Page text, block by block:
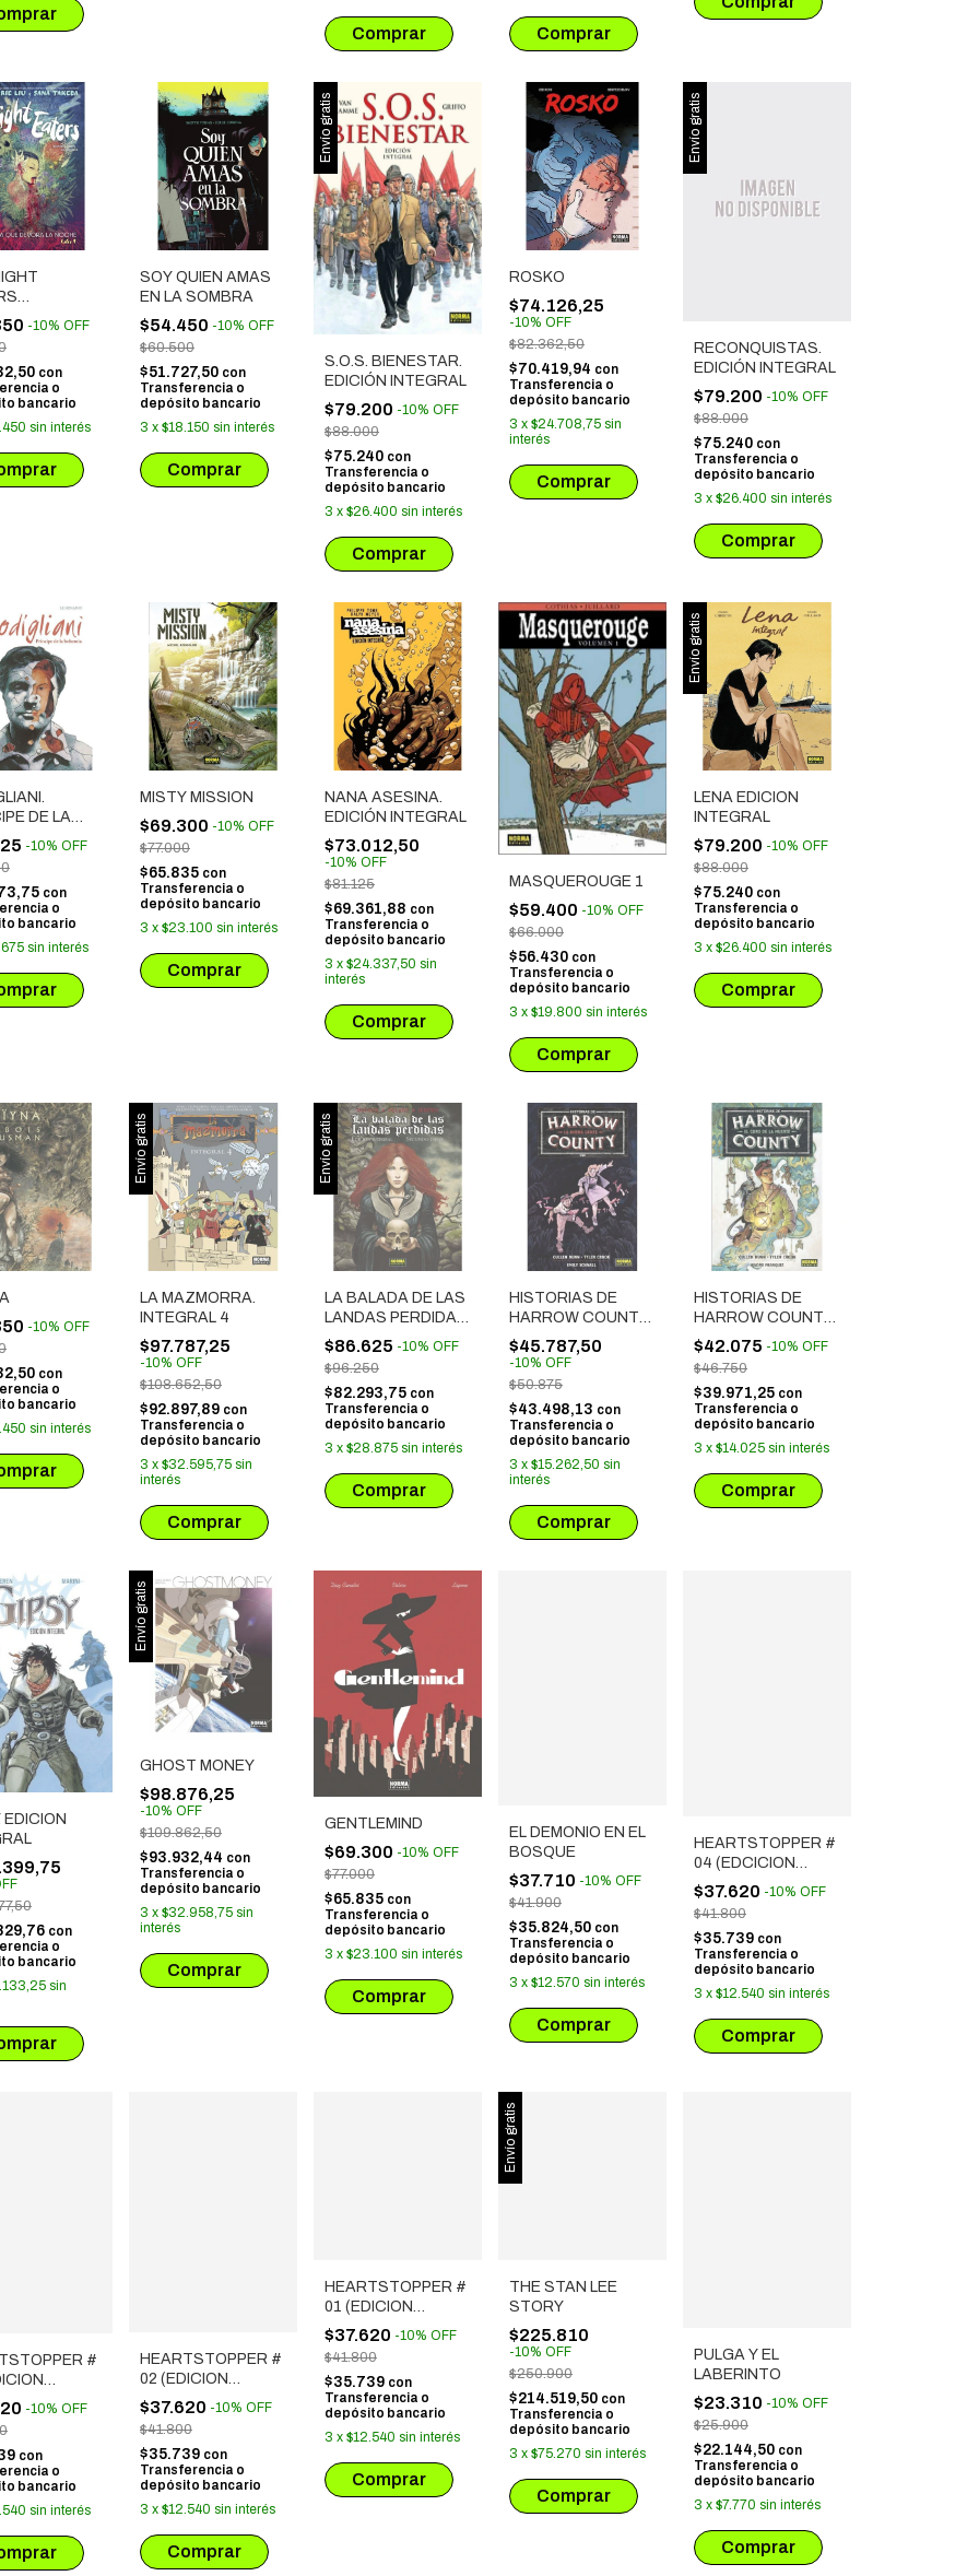
1. LA
LA
-10% OFF
con
o
bancario
sin interés
SOY QUIEN AMAS
EN LA SOMBRA
$54.450 -10% OFF
$60.500
$51.727,50 con
Transferencia o
depósito bancario
3 x $18.150 sin interés
Envío gratis
S.O.S. BIENESTAR.
EDICIÓN INTEGRAL
$79.200 -10% OFF
$88.000
$75.240 con
Transferencia o
depósito bancario
3 x $26.400 sin interés
ROSKO
$74.126,25
-10% OFF
$82.362,50
$70.419,94 con
Transferencia o
depósito bancario
3 x $24.708,75 sin
interés
Envío gratis
RECONQUISTAS.
EDICIÓN INTEGRAL
$79.200 -10% OFF
$88.000
$75.240 con
Transferencia o
depósito bancario
3 x $26.400 sin interés
DE LA
-10% OFF
con
o
bancario
sin interés
MISTY MISSION
$69.300 -10% OFF
$77.000
$65.835 con
Transferencia o
depósito bancario
3 x $23.100 sin interés
NANA ASESINA.
EDICIÓN INTEGRAL
$73.012,50
-10% OFF
$81.125
$69.361,88 con
Transferencia o
depósito bancario
3 x $24.337,50 sin
interés
MASQUEROUGE 1
$59.400 -10% OFF
$66.000
$56.430 con
Transferencia o
depósito bancario
3 x $19.800 sin interés
Envío gratis
LENA EDICION
INTEGRAL
$79.200 -10% OFF
$88.000
$75.240 con
Transferencia o
depósito bancario
3 x $26.400 sin interés
-10% OFF
con
o
bancario
sin interés
Envío gratis
LA MAZMORRA.
INTEGRAL 4
$97.787,25
-10% OFF
$108.652,50
$92.897,89 con
Transferencia o
depósito bancario
3 x $32.595,75 sin
interés
Envío gratis
LA BALADA DE LAS
LANDAS PERDIDAS
(INTEGRAL 2)
$86.625 -10% OFF
$96.250
$82.293,75 con
Transferencia o
depósito bancario
3 x $28.875 sin interés
HISTORIAS DE
HARROW COUNTY
2. LA BUENA
GENTE
$45.787,50
-10% OFF
$50.875
$43.498,13 con
Transferencia o
depósito bancario
3 x $15.262,50 sin
interés
HISTORIAS DE
HARROW COUNTY
1. EL CORO DE LA
MUERTE
$42.075 -10% OFF
$46.750
$39.971,25 con
Transferencia o
depósito bancario
3 x $14.025 sin interés
EDICION
con
o
bancario
sin
Envío gratis
GHOST MONEY
$98.876,25
-10% OFF
$109.862,50
$93.932,44 con
Transferencia o
depósito bancario
3 x $32.958,75 sin
interés
GENTLEMIND
$69.300 -10% OFF
$77.000
$65.835 con
Transferencia o
depósito bancario
3 x $23.100 sin interés
EL DEMONIO EN EL
BOSQUE
$37.710 -10% OFF
$41.900
$35.824,50 con
Transferencia o
depósito bancario
3 x $12.570 sin interés
HEARTSTOPPER #
04 (EDCICION
ESPECIAL)
$37.620 -10% OFF
$41.800
$35.739 con
Transferencia o
depósito bancario
3 x $12.540 sin interés
#
-10% OFF
con
o
bancario
sin interés
HEARTSTOPPER #
02 (EDICION
ESPECIAL)
$37.620 -10% OFF
$41.800
$35.739 con
Transferencia o
depósito bancario
3 x $12.540 sin interés
HEARTSTOPPER #
01 (EDICION
ESPECIAL)
$37.620 -10% OFF
$41.800
$35.739 con
Transferencia o
depósito bancario
3 x $12.540 sin interés
Envío gratis
THE STAN LEE
STORY
$225.810
-10% OFF
$250.900
$214.519,50 con
Transferencia o
depósito bancario
3 x $75.270 sin interés
PULGA Y EL
LABERINTO
$23.310 -10% OFF
$25.900
$22.144,50 con
Transferencia o
depósito bancario
3 x $7.770 sin interés